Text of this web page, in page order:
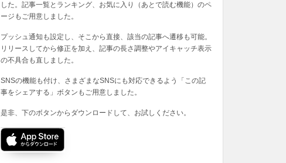
した。記事一覧とランキング、お気に入り（あとで読む機能）のペ
ージもご用意しました。
プッシュ通知も設定し、そこから直接、該当の記事へ遷移も可能。
リリースしてから修正を加え、記事の長さ調整やアイキャッチ表示
の不具合も直しました。
SNSの機能も付け、さまざまなSNSにも対応できるよう「この記
事をシェアする」ボタンもご用意しました。
是非、下のボタンからダウンロードして、お試しください。